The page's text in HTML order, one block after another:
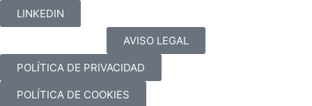
LINKEDIN
AVISO LEGAL
POLÍTICA DE PRIVACIDAD
POLÍTICA DE COOKIES